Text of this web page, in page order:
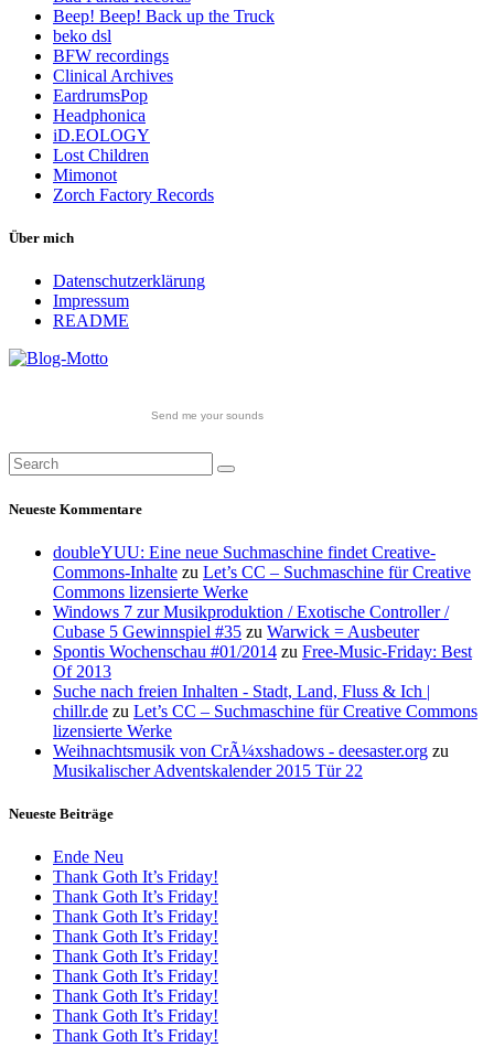
Beep! Beep! Back up the Truck
beko dsl
BFW recordings
Clinical Archives
EardrumsPop
Headphonica
iD.EOLOGY
Lost Children
Mimonot
Zorch Factory Records
Über mich
Datenschutzerklärung
Impressum
README
Send me your sounds
Neueste Kommentare
doubleYUU: Eine neue Suchmaschine findet Creative-
Commons-Inhalte zu Let’s CC – Suchmaschine für Creative
Commons lizensierte Werke
Windows 7 zur Musikproduktion / Exotische Controller /
Cubase 5 Gewinnspiel #35 zu Warwick = Ausbeuter
Spontis Wochenschau #01/2014 zu Free-Music-Friday: Best
Of 2013
Suche nach freien Inhalten - Stadt, Land, Fluss & Ich |
chillr.de zu Let’s CC – Suchmaschine für Creative Commons
lizensierte Werke
Weihnachtsmusik von CrÃ¼xshadows - deesaster.org zu
Musikalischer Adventskalender 2015 Tür 22
Neueste Beiträge
Ende Neu
Thank Goth It’s Friday!
Thank Goth It’s Friday!
Thank Goth It’s Friday!
Thank Goth It’s Friday!
Thank Goth It’s Friday!
Thank Goth It’s Friday!
Thank Goth It’s Friday!
Thank Goth It’s Friday!
Thank Goth It’s Friday!